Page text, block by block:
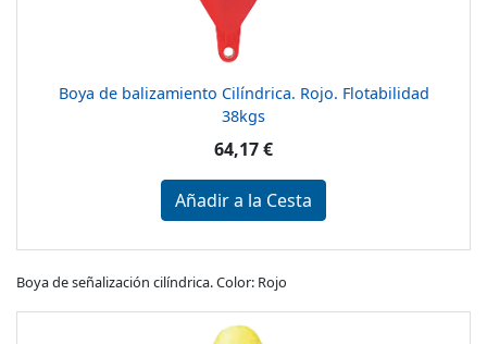
Boya de balizamiento Cilíndrica. Rojo. Flotabilidad
38kgs
64,17 €
Añadir a la Cesta
Boya de señalización cilíndrica. Color: Rojo